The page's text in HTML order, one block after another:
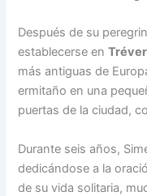
Después de su
establecerse en
más antiguas de
ermitaño en una
puertas de la ciudad,
Durante seis años,
dedicándose a la
de su vida solitaria,